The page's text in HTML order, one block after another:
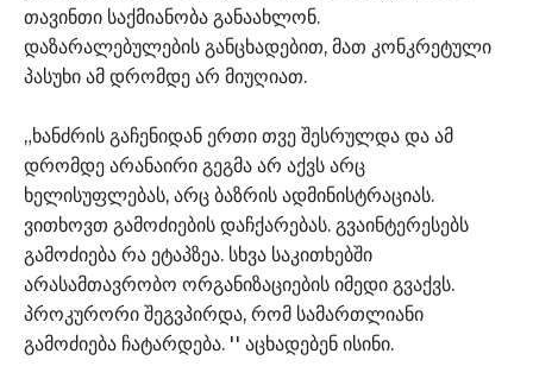
თავინთი საქმიანობა განაახლონ.
დაზარალებულების განცხადებით, მათ კონკრეტული
პასუხი ამ დრომდე არ მიუღიათ.
„ხანძრის გაჩენიდან ერთი თვე შესრულდა და ამ
დრომდე არანაირი გეგმა არ აქვს არც
ხელისუფლებას, არც ბაზრის ადმინისტრაციას.
ვითხოვთ გამოძიების დაჩქარებას. გვაინტერესებს
გამოძიება რა ეტაპზეა. სხვა საკითხებში
არასამთავრობო ორგანიზაციების იმედი გვაქვს.
პროკურორი შეგვპირდა, რომ სამართლიანი
გამოძიება ჩატარდება. '' აცხადებენ ისინი.